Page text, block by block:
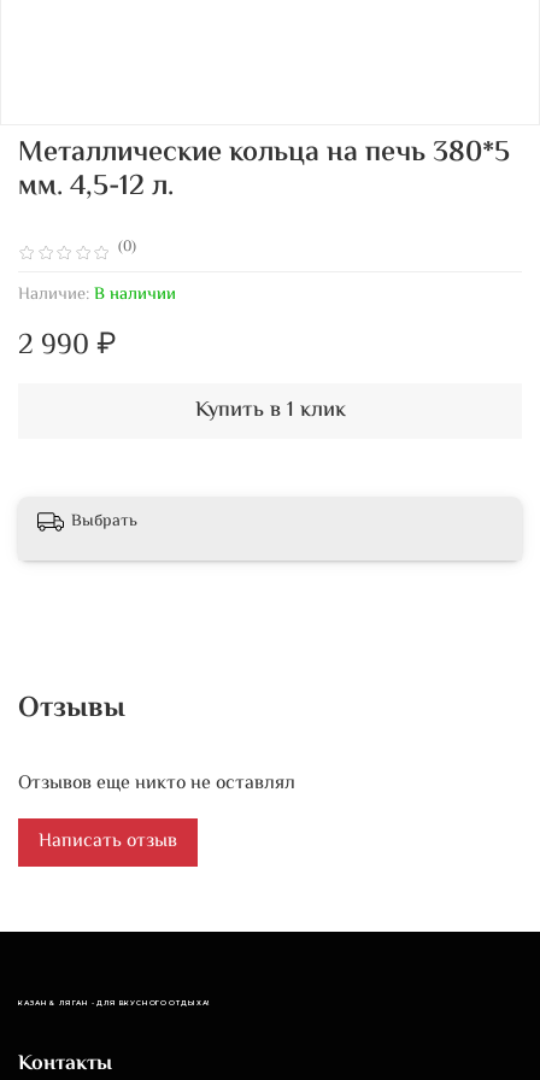
(0)
Наличие:В наличии
Металлические кольца на печь 380*5
мм. 4,5-12 л.
2 990 ₽
Купить в 1 клик
Выбрать
Отзывы
Отзывов еще никто не оставлял
Написать отзыв
КАЗАН & ЛЯГАН - ДЛЯ ВКУСНОГО ОТДЫХА!
Контакты